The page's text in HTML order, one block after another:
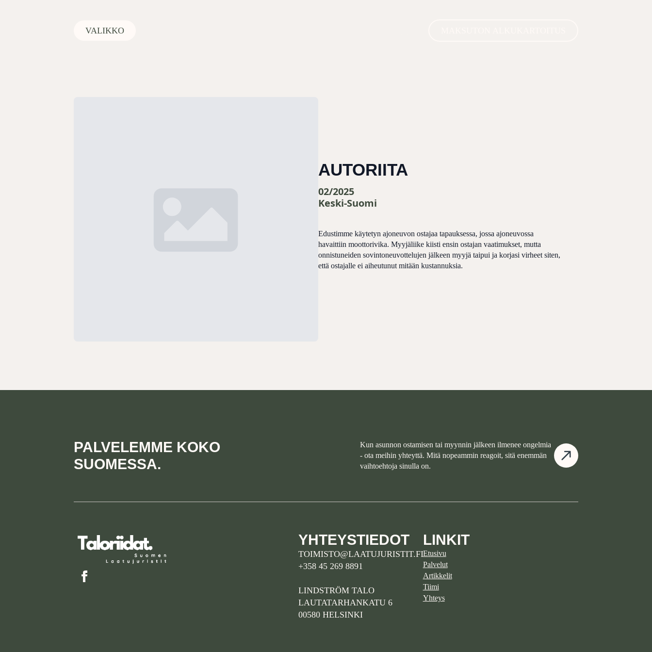
VALIKKO
AUTORIITA
02/2025
Keski-Suomi
Edustimme käytetyn ajoneuvon ostajaa tapauksessa, jossa ajoneuvossa
havaittiin moottorivika. Myyjäliike kiisti ensin ostajan vaatimukset, mutta
onnistuneiden sovintoneuvottelujen jälkeen myyjä taipui ja korjasi virheet siten,
että ostajalle ei aiheutunut mitään kustannuksia.
PALVELEMME KOKO
SUOMESSA.
Kun asunnon ostamisen tai myynnin jälkeen ilmenee ongelmia
- ota meihin yhteyttä. Mitä nopeammin reagoit, sitä enemmän
vaihtoehtoja sinulla on.
YHTEYSTIEDOT
TOIMISTO@LAATUJURISTIT.FI
+358 45 269 8891
LINDSTRÖM TALO
LAUTATARHANKATU 6
00580 HELSINKI
LINKIT
Etusivu
Palvelut
Artikkelit
Tiimi
Yhteys